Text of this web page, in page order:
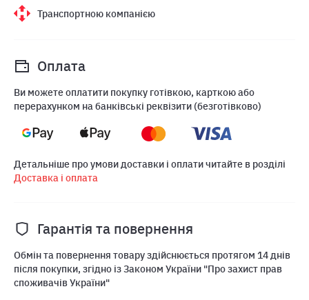
Транспортною компанією
Оплата
Ви можете оплатити покупку готівкою, карткою або
перерахунком на банківські реквізити (безготівково)
Детальніше про умови доставки і оплати читайте в розділі
Доставка і оплата
Гарантія та повернення
Обмін та повернення товару здійснюється протягом 14 днів
після покупки, згідно із Законом України "Про захист прав
споживачів України"